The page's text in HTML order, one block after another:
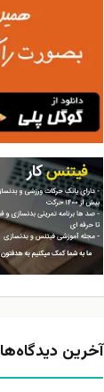
آخرین دیدگاه‌ها